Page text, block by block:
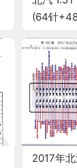
(64针
2017年